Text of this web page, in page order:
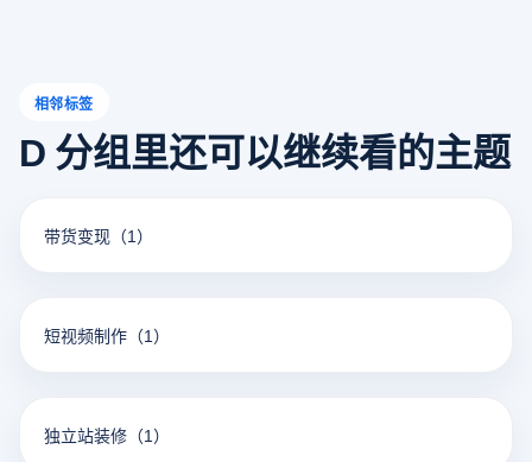
相邻标签
D 分组里还可以继续看的主题
带货变现 （1）
短视频制作 （1）
独立站装修 （1）